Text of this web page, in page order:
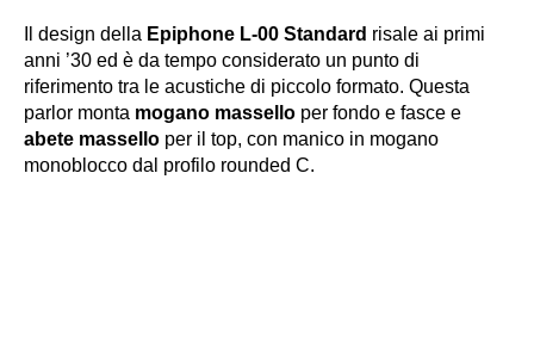
Il design della Epiphone L-00 Standard risale ai primi
anni ’30 ed è da tempo considerato un punto di
riferimento tra le acustiche di piccolo formato. Questa
parlor monta mogano massello per fondo e fasce e
abete massello per il top, con manico in mogano
monoblocco dal profilo rounded C.